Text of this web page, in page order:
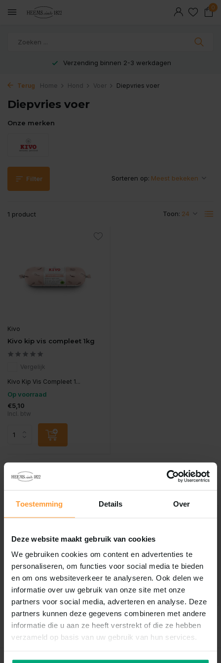
Toestemming Details Over
Deze website maakt gebruik van cookies
We gebruiken cookies om content en advertenties te
personaliseren, om functies voor social media te bieden
en om ons websiteverkeer te analyseren. Ook delen we
informatie over uw gebruik van onze site met onze
partners voor social media, adverteren en analyse. Deze
partners kunnen deze gegevens combineren met andere
informatie die u aan ze heeft verstrekt of die ze hebben
verzameld op basis van uw gebruik van hun services.
0
Veilig en snel betaald met iDeal
Terug Home Hond Voer Diepvries voer
Diepvries voer
Onze merken
Filter
1 product Toon:
Sorteren op:
Kivo
Kivo kip vis compleet 1kg
Vergelijk
Kivo Kip Vis Compleet 1...
Op voorraad
€5,10
Incl. btw
Overige categorieën in Hond
Gezondheid
Aanlijn
artikelen